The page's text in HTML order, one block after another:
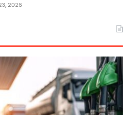
2026